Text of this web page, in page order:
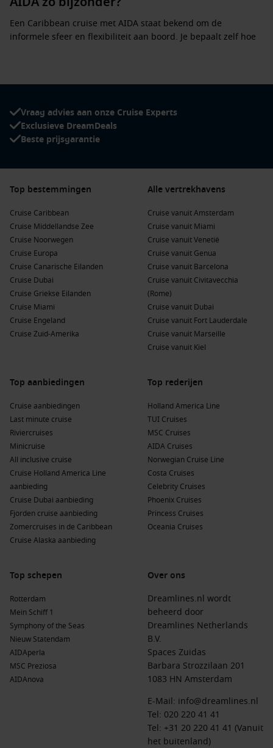
Een Caribbean cruise met AIDA staat bekend om de
informele sfeer en flexibiliteit aan boord. Je bepaalt zelf hoe
Vrijheid in eetmomenten met diverse restaurants
Entertainment, shows en livemuziek
Zwembaden, wellness en sportfaciliteiten
Zo combineer je moeiteloos ontspanning met avontuur,
Voordelen van een Caribbean cruise met
AIDA
Een cruise met AIDA in de Caribbean biedt alles voor een
zorgeloze en afwisselende vakantie:
Veel bestemmingen in één reis:Ontdek meerdere
eilanden zonder telkens je koffer te pakken
Informeel en vrij, ideaal voor zowel
Lange verblijven:
Meer tijd om bestemmingen echt te
Voor ieder wat wils:
Van relaxen op het strand tot actieve
excursies
Alles binnen handbereik:
Restaurants, entertainment en
ontspanning aan boord
Met AIDA geniet je van een perfecte balans tussen ontdekken
en ontspannen.
Populaire bestemmingen voor Caribbean
Tijdens een Caribbean cruise met AIDA bezoek je een
DeDominicaanse Republiek
met tropische stranden en
natuur
Curaçao
met kleurrijke steden en azuurblauw
water
DeBahama’s
met parelwitte stranden
met watervallen en reggae vibes
met een mix van cultuur en strand
Elke bestemming heeft zijn eigen karakter en maakt jouw
Vraag advies aan onze Cruise Experts
Exclusieve DreamDeals
Beste prijsgarantie
Top bestemmingen
Cruise Caribbean
Cruise Middellandse Zee
Cruise Noorwegen
Cruise Europa
Cruise Canarische Eilanden
Cruise Dubai
Cruise Griekse Eilanden
Cruise Miami
Cruise Engeland
Cruise Zuid-Amerika
Alle vertrekhavens
Cruise vanuit Amsterdam
Cruise vanuit Miami
Cruise vanuit Venetië
Cruise vanuit Genua
Cruise vanuit Barcelona
Cruise vanuit Civitavecchia
(Rome)
Cruise vanuit Dubai
Cruise vanuit Fort Lauderdale
Cruise vanuit Marseille
Cruise vanuit Kiel
Top aanbiedingen
Cruise aanbiedingen
Last minute cruise
Riviercruises
Minicruise
All inclusive cruise
Cruise Holland America Line
aanbieding
Cruise Dubai aanbieding
Fjorden cruise aanbieding
Zomercruises in de Caribbean
Cruise Alaska aanbieding
Top rederijen
Holland America Line
TUI Cruises
MSC Cruises
AIDA Cruises
Norwegian Cruise Line
Costa Cruises
Celebrity Cruises
Phoenix Cruises
Princess Cruises
Oceania Cruises
Top schepen
Rotterdam
Mein Schiff 1
Symphony of the Seas
Nieuw Statendam
AIDAperla
MSC Preziosa
AIDAnova
Over ons
Dreamlines.nl wordt
beheerd door
Dreamlines Netherlands
B.V.
Spaces Zuidas
Barbara Strozzilaan 201
1083 HN Amsterdam
E-Mail: info@dreamlines.nl
Tel: 020 220 41 41
Tel: +31 20 220 41 41 (Vanuit
het buitenland)